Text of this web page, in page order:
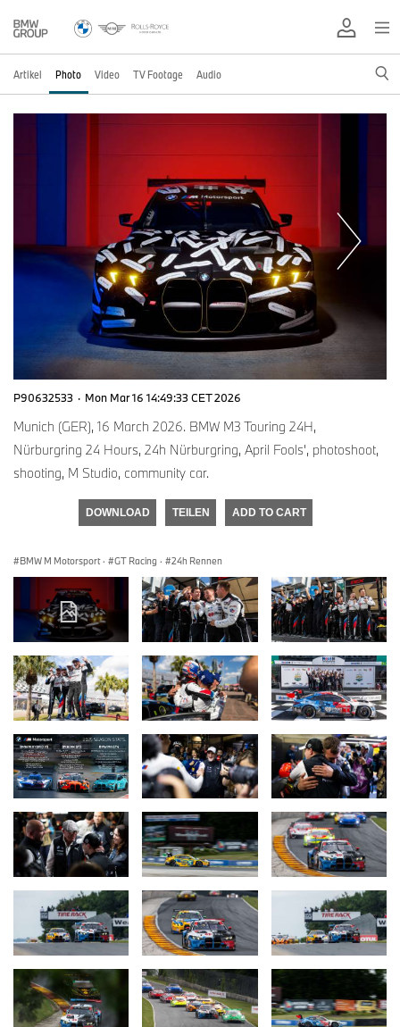
Artikel Photo Video TV Footage Audio
P90632533 · Mon Mar 16 14:49:33 CET 2026
Munich (GER), 16 March 2026. BMW M3 Touring 24H,
Nürburgring 24 Hours, 24h Nürburgring, April Fools', photoshoot,
shooting, M Studio, community car.
DOWNLOAD TEILEN ADD TO CART
BMW M Motorsport · GT Racing · 24h Rennen